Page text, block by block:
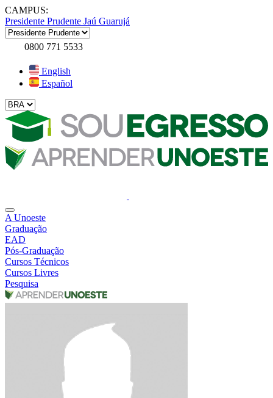
CAMPUS:
Presidente Prudente Jaú Guarujá
0800 771 5533
English
Español
A Unoeste
Graduação
EAD
Pós-Graduação
Cursos Técnicos
Cursos Livres
Pesquisa